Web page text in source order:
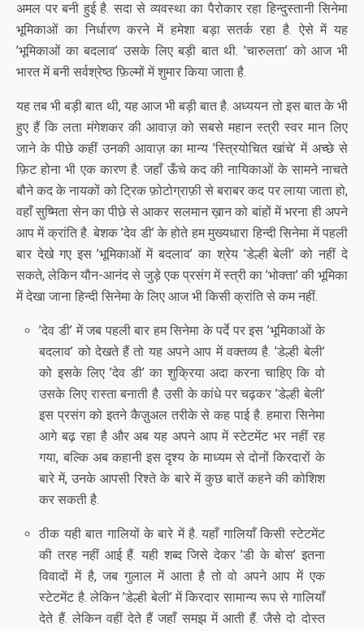
अमल पर बनी हुई है. सदा से व्यवस्था का पैरोकार रहा हिन्दुस्तानी सिनेमा
भूमिकाओं का निर्धारण करने में हमेशा बड़ा सतर्क रहा है. ऐसे में यह
’भूमिकाओं का बदलाव’ उसके लिए बड़ी बात थी. ’चारुलता’ को आज भी
भारत में बनी सर्वश्रेष्ठ फ़िल्मों में शुमार किया जाता है.
यह तब भी बड़ी बात थी, यह आज भी बड़ी बात है. अध्ययन तो इस बात के भी
हुए हैं कि लता मंगेशकर की आवाज़ को सबसे महान स्त्री स्वर मान लिए
जाने के पीछे कहीं उनकी आवाज़ का मान्य ’स्त्रियोचित खांचे’ में अच्छे से
फ़िट होना भी एक कारण है. जहाँ ऊँचे कद की नायिकाओं के सामने नाचते
बौने कद के नायकों को ट्रिक फ़ोटोग्राफ़ी से बराबर कद पर लाया जाता हो,
वहाँ सुष्मिता सेन का पीछे से आकर सलमान ख़ान को बांहों में भरना ही अपने
आप में क्रांति है. बेशक ’देव डी’ के होते हम मुख्यधारा हिन्दी सिनेमा में पहली
बार देखे गए इस ’भूमिकाओं में बदलाव’ का श्रेय ’डेल्ही बेली’ को नहीं दे
सकते, लेकिन यौन-आनंद से जुड़े एक प्रसंग में स्त्री का ’भोक्ता’ की भूमिका
में देखा जाना हिन्दी सिनेमा के लिए आज भी किसी क्रांति से कम नहीं.
’देव डी’ में जब पहली बार हम सिनेमा के पर्दे पर इस ’भूमिकाओं के
बदलाव’ को देखते हैं तो यह अपने आप में वक्तव्य है. ’डेल्ही बेली’
को इसके लिए ’देव डी’ का शुक्रिया अदा करना चाहिए कि वो
उसके लिए रास्ता बनाती है. उसी के कांधे पर चढ़कर ’डेल्ही बेली’
इस प्रसंग को इतने कैज़ुअल तरीके से कह पाई है. हमारा सिनेमा
आगे बढ़ रहा है और अब यह अपने आप में स्टेटमेंट भर नहीं रह
गया, बल्कि अब कहानी इस दृश्य के माध्यम से दोनों किरदारों के
बारे में, उनके आपसी रिश्ते के बारे में कुछ बातें कहने की कोशिश
कर सकती है.
ठीक यही बात गालियों के बारे में है. यहाँ गालियाँ किसी स्टेटमेंट
की तरह नहीं आई हैं. यही शब्द जिसे देकर ’डी के बोस’ इतना
विवादों में है, जब गुलाल में आता है तो वो अपने आप में एक
स्टेटमेंट है. लेकिन ’डेल्ही बेली’ में किरदार सामान्य रूप से गालियाँ
देते हैं. लेकिन वहीं देते हैं जहाँ समझ में आती हैं. जैसे दो दोस्त